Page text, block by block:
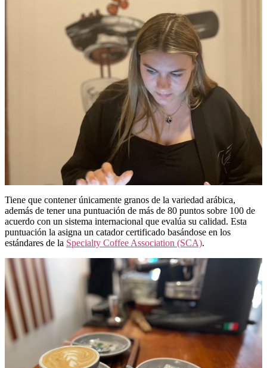
Tiene que contener únicamente granos de la variedad arábica,
además de tener una puntuación de más de 80 puntos sobre 100 de
acuerdo con un sistema internacional que evalúa su calidad. Esta
puntuación la asigna un catador certificado basándose en los
estándares de la Specialty Coffee Association (SCA).